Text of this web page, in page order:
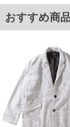
ーループ
3L/140/102/146/56/65
4L/148/104/154/58/66
5L/156/106/162/61/67
6L/165/108/171/64/68
単位はcm
※【返品交換について】
返品交換希望の方は、商
下着(肌着)やワイシャツ
おすすめ商